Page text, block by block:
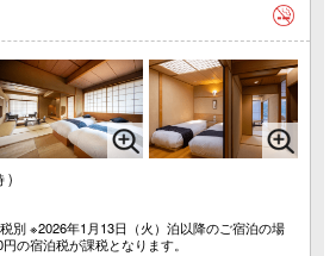
)
別 ※2026年1月13日（火）泊以降のご宿泊の場
の宿泊税が課税となります。